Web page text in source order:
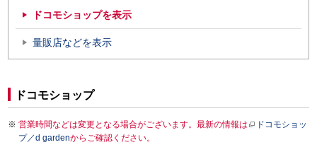
ドコモショップを表示
量販店などを表示
ドコモショップ
営業時間などは変更となる場合がございます。最新の情報は
ドコモショッ
プ／d gardenからご確認ください。